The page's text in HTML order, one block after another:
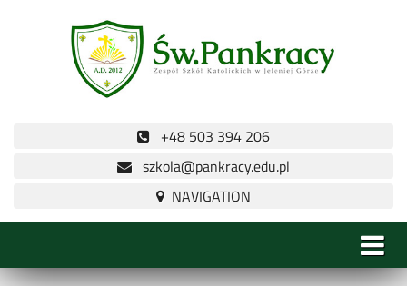
+48 503 394 206
szkola@pankracy.edu.pl